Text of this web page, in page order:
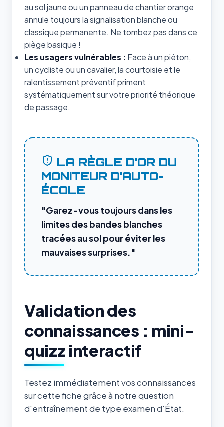
au sol jaune ou un panneau de chantier orange
annule toujours la signalisation blanche ou
classique permanente. Ne tombez pas dans ce
piège basique !
Les usagers vulnérables : Face à un piéton,
un cycliste ou un cavalier, la courtoisie et le
ralentissement préventif priment
systématiquement sur votre priorité théorique
de passage.
LA RÈGLE D'OR DU
MONITEUR D'AUTO-
ÉCOLE
"Garez-vous toujours dans les
limites des bandes blanches
tracées au sol pour éviter les
mauvaises surprises."
Validation des
connaissances : mini-
quizz interactif
Testez immédiatement vos connaissances
sur cette fiche grâce à notre question
d'entraînement de type examen d'État.